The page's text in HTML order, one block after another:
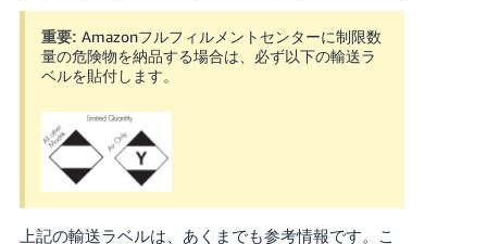
重要: Amazonフルフィルメントセンターに制限数
量の危険物を納品する場合は、必ず以下の輸送ラ
ベルを貼付します。
上記の輸送ラベルは、あくまでも参考情報です。こ